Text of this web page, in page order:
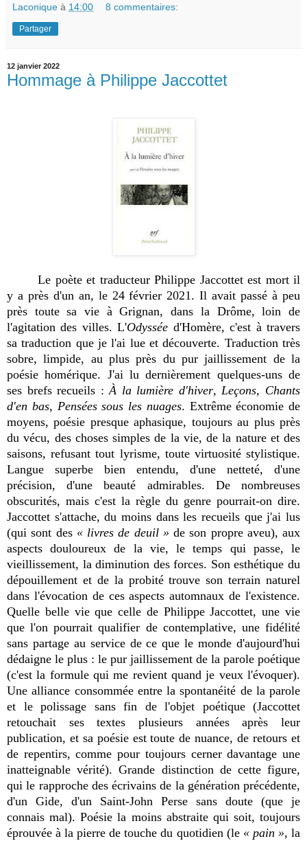
Laconique à 14:00 8 commentaires:
Partager
12 janvier 2022
Hommage à Philippe Jaccottet
Le poète et traducteur Philippe Jaccottet est mort il
y a près d'un an, le 24 février 2021. Il avait passé à peu
près toute sa vie à Grignan, dans la Drôme, loin de
l'agitation des villes. L'Odyssée d'Homère, c'est à travers
sa traduction que je l'ai lue et découverte. Traduction très
sobre, limpide, au plus près du pur jaillissement de la
poésie homérique. J'ai lu dernièrement quelques-uns de
ses brefs recueils :À la lumière d'hiver,Leçons, Chants
d'en bas, Pensées sous les nuages. Extrême économie de
moyens, poésie presque aphasique, toujours au plus près
du vécu, des choses simples de la vie, de la nature et des
saisons, refusant tout lyrisme, toute virtuosité stylistique.
Langue superbe bien entendu, d'une netteté, d'une
précision, d'une beauté admirables. De nombreuses
obscurités, mais c'est la règle du genre pourrait-on dire.
Jaccottet s'attache, du moins dans les recueils que j'ai lus
(qui sont des « livres de deuil » de son propre aveu), aux
aspects douloureux de la vie, le temps qui passe, le
vieillissement, la diminution des forces. Son esthétique du
dépouillement et de la probité trouve son terrain naturel
dans l'évocation de ces aspects automnaux de l'existence.
Quelle belle vie que celle de Philippe Jaccottet, une vie
que l'on pourrait qualifier de contemplative, une fidélité
sans partage au service de ce que le monde d'aujourd'hui
dédaigne le plus : le pur jaillissement de la parole poétique
(c'est la formule qui me revient quand je veux l'évoquer).
Une alliance consommée entre la spontanéité de la parole
et le polissage sans fin de l'objet poétique (Jaccottet
retouchait ses textes plusieurs années après leur
publication, et sa poésie est toute de nuance, de retours et
de repentirs, comme pour toujours cerner davantage une
inatteignable vérité). Grande distinction de cette figure,
qui le rapproche des écrivains de la génération précédente,
d'un Gide, d'un Saint-John Perse sans doute (que je
connais mal). Poésie la moins abstraite qui soit, toujours
éprouvée à la pierre de touche du quotidien (le « pain », la